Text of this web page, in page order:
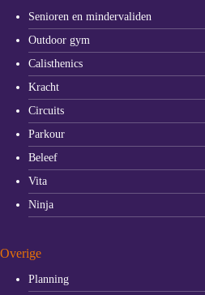
Senioren en mindervaliden
Outdoor gym
Calisthenics
Kracht
Circuits
Parkour
Beleef
Vita
Ninja
Overige
Planning